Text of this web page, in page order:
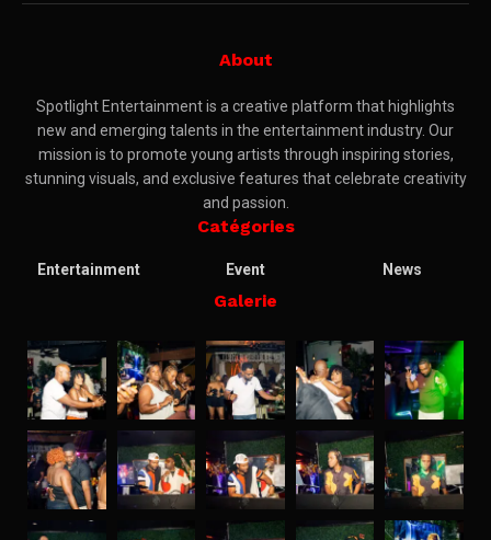
About
Spotlight Entertainment is a creative platform that highlights
new and emerging talents in the entertainment industry. Our
mission is to promote young artists through inspiring stories,
stunning visuals, and exclusive features that celebrate creativity
and passion.
Catégories
Entertainment Event News
Galerie